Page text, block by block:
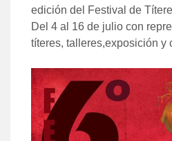
edición del Festival de
Del 4 al 16 de julio con
títeres, talleres,exposición y